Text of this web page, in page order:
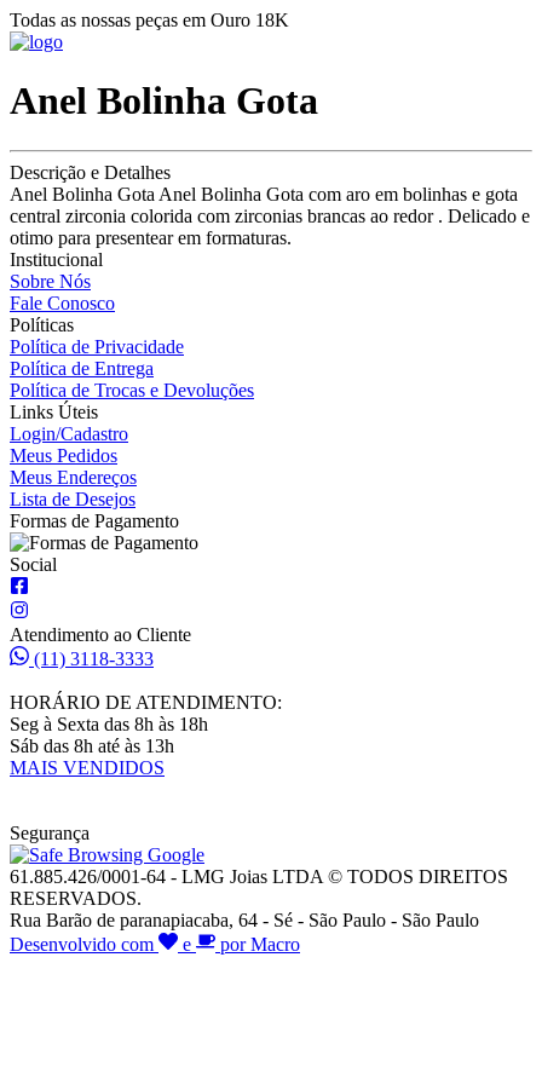
Todas as nossas peças em Ouro 18K
Anel Bolinha Gota
Descrição e Detalhes
Anel Bolinha Gota Anel Bolinha Gota com aro em bolinhas e gota
central zirconia colorida com zirconias brancas ao redor . Delicado e
otimo para presentear em formaturas.
Institucional
Sobre Nós
Fale Conosco
Políticas
Política de Privacidade
Política de Entrega
Política de Trocas e Devoluções
Links Úteis
Login/Cadastro
Meus Pedidos
Meus Endereços
Lista de Desejos
Formas de Pagamento
Social
Atendimento ao Cliente
(11) 3118-3333
HORÁRIO DE ATENDIMENTO:
Seg à Sexta das 8h às 18h
Sáb das 8h até às 13h
MAIS VENDIDOS
Segurança
61.885.426/0001-64 - LMG Joias LTDA © TODOS DIREITOS
RESERVADOS.
Rua Barão de paranapiacaba, 64 - Sé - São Paulo - São Paulo
Desenvolvido com
e por Macro